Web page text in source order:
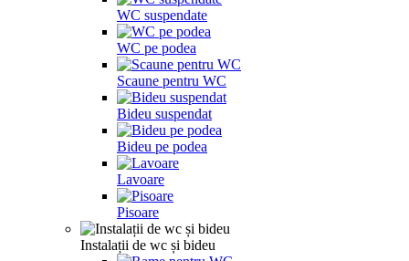
WC suspendate
WC pe podea
Scaune pentru WC
Bideu suspendat
Bideu pe podea
Lavoare
Pisoare
Instalații de wc și bideu